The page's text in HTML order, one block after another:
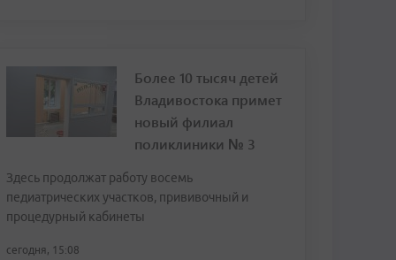
Более 10 тысяч детей
Владивостока примет
новый филиал
поликлиники № 3
Здесь продолжат работу восемь
педиатрических участков, прививочный и
процедурный кабинеты
сегодня, 15:08